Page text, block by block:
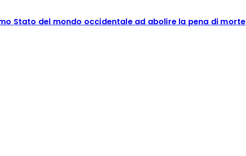
Stato del mondo occidentale ad abolire la pena di morte